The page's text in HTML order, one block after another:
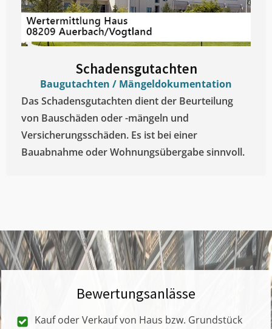
Schadensgutachten
Baugutachten / Mängeldokumentation
Das Schadensgutachten dient der Beurteilung
von Bauschäden oder -mängeln und
Versicherungsschäden. Es ist bei einer
Bauabnahme oder Wohnungsübergabe sinnvoll.
Bewertungsanlässe
Kauf oder Verkauf von Haus bzw. Grundstück